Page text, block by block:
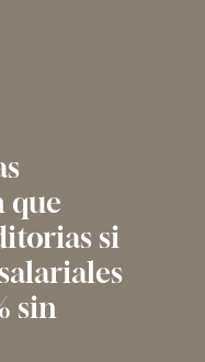
que
si
sin